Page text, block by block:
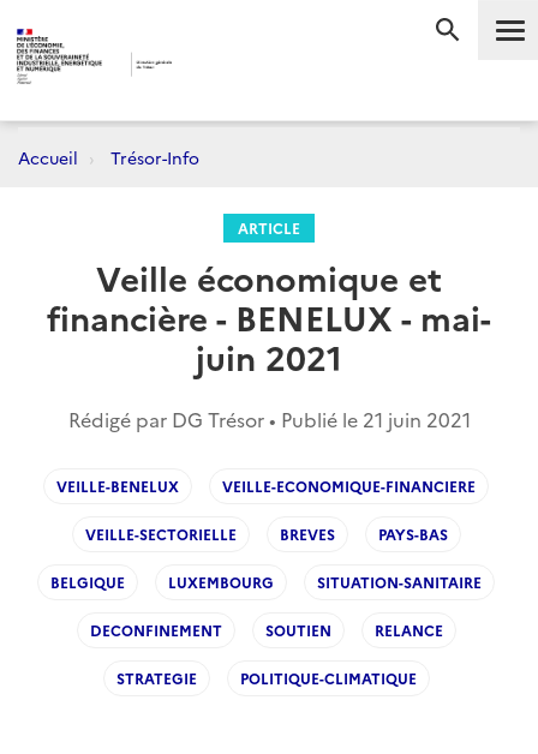
Accueil Trésor-Info
ARTICLE
Veille économique et
financière - BENELUX - mai-
juin 2021
Rédigé par DG Trésor • Publié le 21 juin 2021
VEILLE-BENELUX VEILLE-ECONOMIQUE-FINANCIERE
VEILLE-SECTORIELLE BREVES PAYS-BAS
BELGIQUE LUXEMBOURG SITUATION-SANITAIRE
DECONFINEMENT SOUTIEN RELANCE
STRATEGIE POLITIQUE-CLIMATIQUE